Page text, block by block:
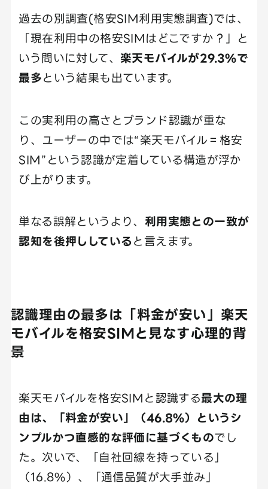
過去の別調査(格安SIM利用実態調査)では、
「現在利用中の格安SIMはどこですか？」と
いう問いに対して、 楽天モバイルが29.3%で
最多という結果も出ています。
この実利用の高さとブランド認識が重な
り、ユーザーの中では“楽天モバイル＝格安
SIM”という認識が定着している構造が浮か
び上がります。
単なる誤解というより、 利用実態との一致が
認知を後押ししていると言えます。
認識理由の最多は「料金が安い」楽天
モバイルを格安SIMと見なす心理的背
景
楽天モバイルを格安SIMと認識する最大の理
由は、「料金が安い」（46.8%）というシ
ンプルかつ直感的な評価に基づくものでし
た。次いで、「自社回線を持っている」
（16.8%）、「通信品質が大手並み」